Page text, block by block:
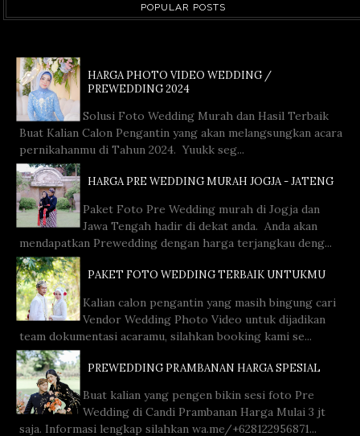
POPULAR POSTS
HARGA PHOTO VIDEO WEDDING /
PREWEDDING 2024
Solusi Foto Wedding Murah dan Hasil Terbaik
Buat Kalian Calon Pengantin yang akan melangsungkan acara
pernikahanmu di Tahun 2024. Yuukk seg...
HARGA PRE WEDDING MURAH JOGJA - JATENG
Paket Foto Pre Wedding murah di Jogja dan
Jawa Tengah hadir di dekat anda. Anda akan
mendapatkan Prewedding dengan harga terjangkau deng...
PAKET FOTO WEDDING TERBAIK UNTUKMU
Kalian calon pengantin yang masih bingung cari
Vendor Wedding Photo Video untuk dijadikan
team dokumentasi acaramu, silahkan booking kami se...
PREWEDDING PRAMBANAN HARGA SPESIAL
Buat kalian yang pengen bikin sesi foto Pre
Wedding di Candi Prambanan Harga Mulai 3 jt
saja. Informasi lengkap silahkan wa.me/+628122956871...